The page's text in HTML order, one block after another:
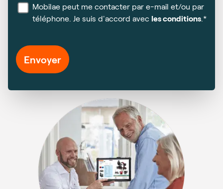
Mobilae peut me contacter par e-mail et/ou par
téléphone. Je suis d'accord avec les conditions.*
Envoyer